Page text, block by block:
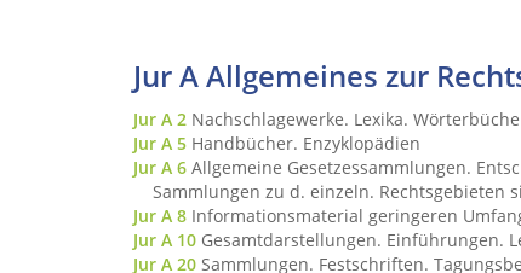
Jur AAllgemeines zur
Jur A 2 Nachschlagewerke. Lexika.
Jur A 5 Handbücher. Enzyklopädien
Jur A 6 Allgemeine Gesetzessammlungen.
Sammlungen zu d. einzeln. Rechtsgebieten
Jur A 8 Informationsmaterial geringeren
Jur A 10 Gesamtdarstellungen. Einführungen.
Jur A 20 Sammlungen. Festschriften.